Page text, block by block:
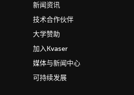
新闻资讯
技术合作伙伴
大学赞助
加入Kvaser
媒体与新闻中心
可持续发展